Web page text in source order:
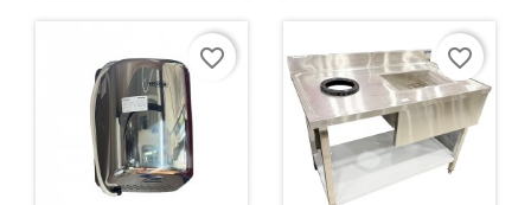
favorite_border favorite_border